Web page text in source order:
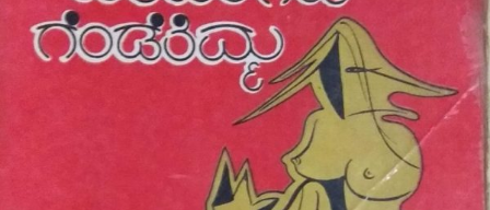
ವೀಣಾ
ನಿರಂಜನ